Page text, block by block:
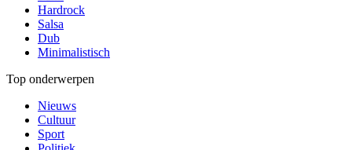
Hardrock
Salsa
Dub
Minimalistisch
Top onderwerpen
Nieuws
Cultuur
Sport